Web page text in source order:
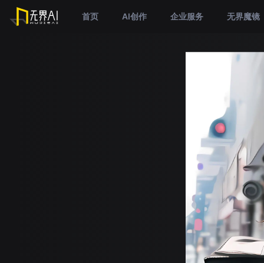
首页 AI创作 企业服务 无界魔镜